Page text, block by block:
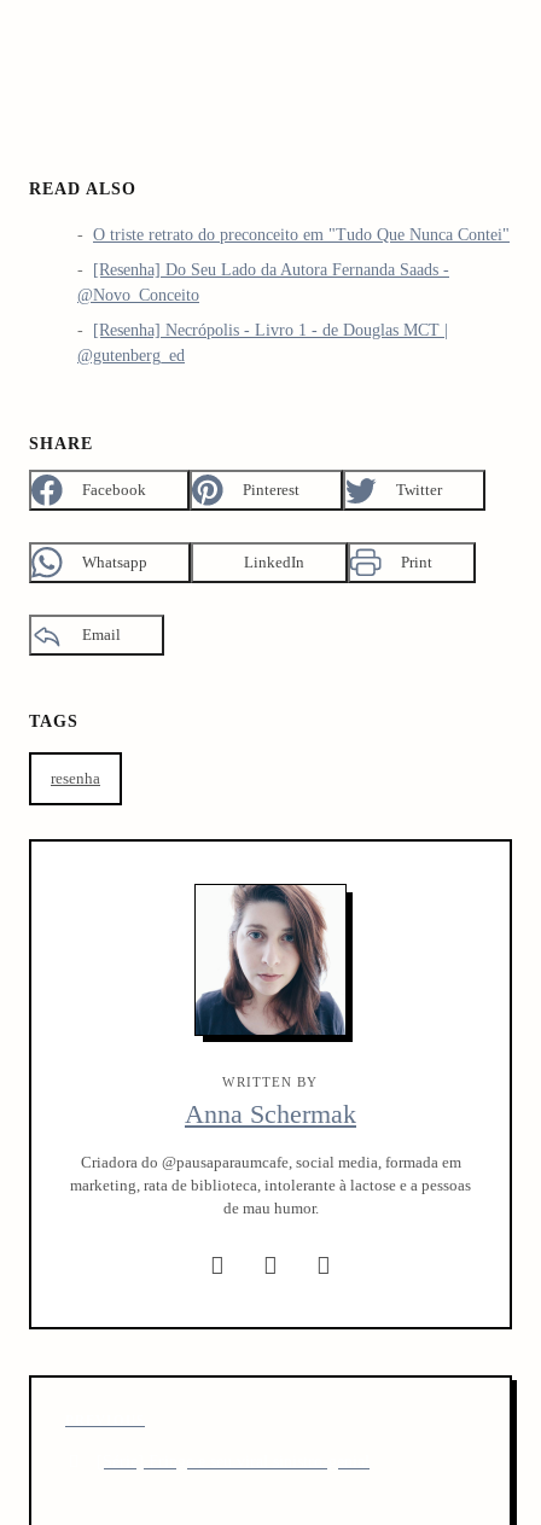
READ ALSO
O triste retrato do preconceito em "Tudo Que Nunca Contei"
[Resenha] Do Seu Lado da Autora Fernanda Saads -
@Novo_Conceito
[Resenha] Necrópolis - Livro 1 - de Douglas MCT |
@gutenberg_ed
SHARE
Facebook Pinterest Twitter
Whatsapp LinkedIn Print
Email
TAGS
resenha
WRITTEN BY
Anna Schermak
Criadora do @pausaparaumcafe, social media, formada em
marketing, rata de biblioteca, intolerante à lactose e a pessoas
de mau humor.
P